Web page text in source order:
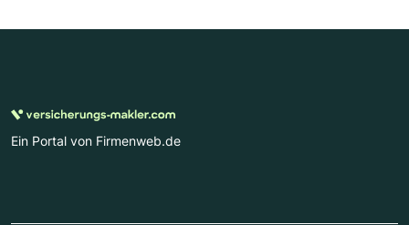
Ein Portal von Firmenweb.de